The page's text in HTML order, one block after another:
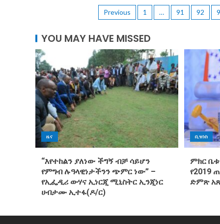
Previous 1 … 91 92
YOU MAY HAVE MISSED
ዜና
“እየተከልን ያለነው ችግኝ ብቻ ሳይሆን
የምግብ ሉዓላዊነታችንን ጭምር ነው” –
የኢፌዲሪ ውሃና ኢነርጂ ሚኒስትር ኢንጂነር
ሀብታሙ ኢተፋ(ዶ/ር)
ቢዝነስ
ምክር ቤቱ
የ2019
ድምጽ